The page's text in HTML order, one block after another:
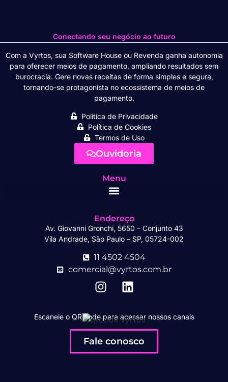
Conectando seu negócio ao futuro
Com a Vyrtos, sua Software House ou Revenda ganha autonomia
para oferecer meios de pagamento, ampliando resultados sem
burocracia. Gere novas receitas de forma simples e segura,
tornando-se protagonista no ecossistema de meios de
pagamento.
Política de Privacidade
Política de Cookies
Termos de Uso
Ouvidoria
Menu
Endereço
Av. Giovanni Gronchi, 5650 – Conjunto 43
Vila Andrade, São Paulo – SP, 05724-002
11 4502 4504
comercial@vyrtos.com.br
Escaneie o QR code para acessar nossos canais
Fale conosco